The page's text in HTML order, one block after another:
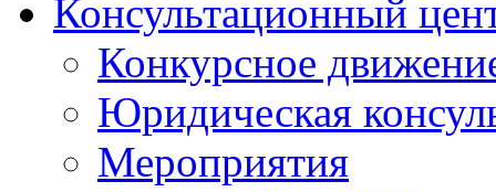
Консультационный
Конкурсное
Юридическая
Мероприятия